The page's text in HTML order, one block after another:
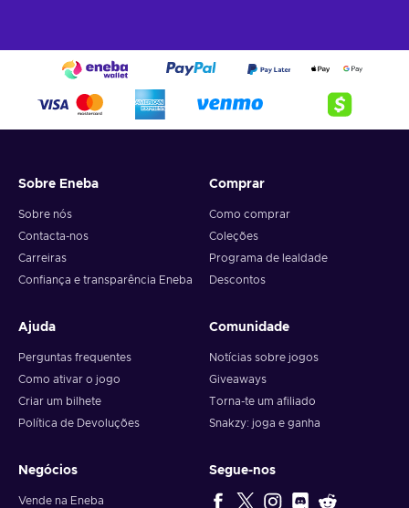
Sobre Eneba
Sobre nós
Contacta-nos
Carreiras
Confiança e transparência Eneba
Comprar
Como comprar
Coleções
Programa de lealdade
Descontos
Ajuda
Perguntas frequentes
Como ativar o jogo
Criar um bilhete
Política de Devoluções
Comunidade
Notícias sobre jogos
Giveaways
Torna-te um afiliado
Snakzy: joga e ganha
Negócios
Vende na Eneba
Segue-nos